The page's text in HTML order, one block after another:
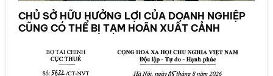
CHỦ SỞ HỮU HƯỞNG LỢI CỦA DOANH NGHIỆP
CŨNG CÓ THỂ BỊ TẠM HOÃN XUẤT CẢNH